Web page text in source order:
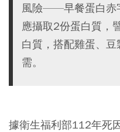
風險——早餐蛋白赤
應攝取2份蛋白質，
白質，搭配雞蛋、
需。
據衛生福利部112年死